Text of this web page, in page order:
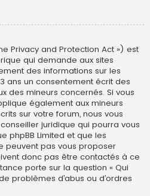
Privacy and Protection Act ») est
qui demande aux sites
des informations sur les
ans un consentement écrit des
des mineurs concernés. Si vous
également aux mineurs
sur votre forum, nous vous
juridique qui pourra vous
phpBB Limited et que les
peuvent pas vous proposer
donc pas être contactés à ce
porte sur la question « Qui
problèmes d’abus ou d’ordres